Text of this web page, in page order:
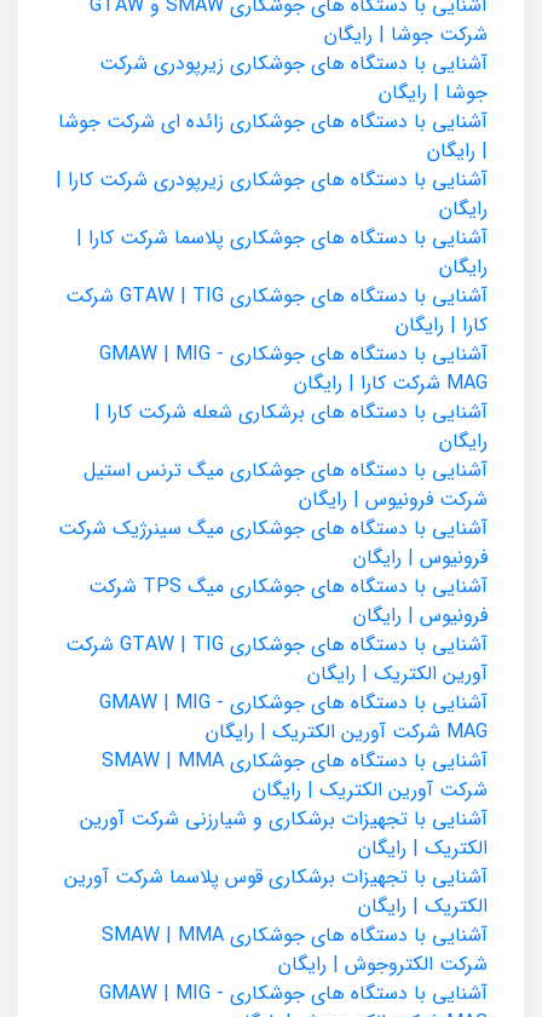
شرکت جوشا | رایگان
آشنایی با دستگاه های جوشکاری زیرپودری شرکت
جوشا | رایگان
آشنایی با دستگاه های جوشکاری زائده ای شرکت جوشا
| رایگان
آشنایی با دستگاه های جوشکاری زیرپودری شرکت کارا |
رایگان
آشنایی با دستگاه های جوشکاری پلاسما شرکت کارا |
رایگان
آشنایی با دستگاه های جوشکاری GTAW | TIG شرکت
کارا | رایگان
آشنایی با دستگاه های جوشکاری GMAW | MIG -
MAG شرکت کارا | رایگان
آشنایی با دستگاه های برشکاری شعله شرکت کارا |
رایگان
آشنایی با دستگاه های جوشکاری میگ ترنس استیل
شرکت فرونیوس | رایگان
آشنایی با دستگاه های جوشکاری میگ سینرژیک شرکت
فرونیوس | رایگان
آشنایی با دستگاه های جوشکاری میگ TPS شرکت
فرونیوس | رایگان
آشنایی با دستگاه های جوشکاری GTAW | TIG شرکت
آورین الکتریک | رایگان
آشنایی با دستگاه های جوشکاری GMAW | MIG -
MAG شرکت آورین الکتریک | رایگان
آشنایی با دستگاه های جوشکاری SMAW | MMA
شرکت آورین الکتریک | رایگان
آشنایی با تجهیزات برشکاری و شیارزنی شرکت آورین
الکتریک | رایگان
آشنایی با تجهیزات برشکاری قوس پلاسما شرکت آورین
الکتریک | رایگان
آشنایی با دستگاه های جوشکاری SMAW | MMA
شرکت الکتروجوش | رایگان
آشنایی با دستگاه های جوشکاری GMAW | MIG -